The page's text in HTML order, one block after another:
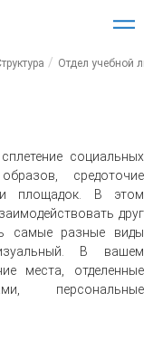
Отдел учебной
социальных
средоточие
площадок. В этом
друг
самые разные виды
В вашем
места, отделенные
персональные